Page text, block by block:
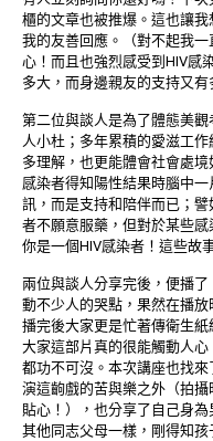
櫃的文章也被推爆。這也讓
我的友善回應。（對不起我
心！而且也強烈感受到HIV感
多大，而身邊親友的支持又有
第二位與談人是為了體態美
人小杜；多年累積的愛滋工
多理解，也更能體會社會處
感染者得知陽性結果時腦中
訊，而是支持和陪伴而已；
者不願意服藥，但對於某些
你是一個HIV感染者！這些故
兩位與談人分享完後，便播
動不少人的哭點，果然在播
播完後大家更是忙著傳衛生
大家這部片真的很能觸動人
都功不可沒。本次講座也找
演這齣戲的苦與樂之外（拍
貼心！），也分享了自己身
其他同志父母一樣，剛得知